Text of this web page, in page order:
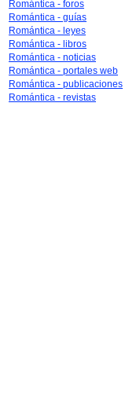
Romántica - foros
Romántica - guías
Romántica - leyes
Romántica - libros
Romántica - noticias
Romántica - portales web
Romántica - publicaciones
Romántica - revistas